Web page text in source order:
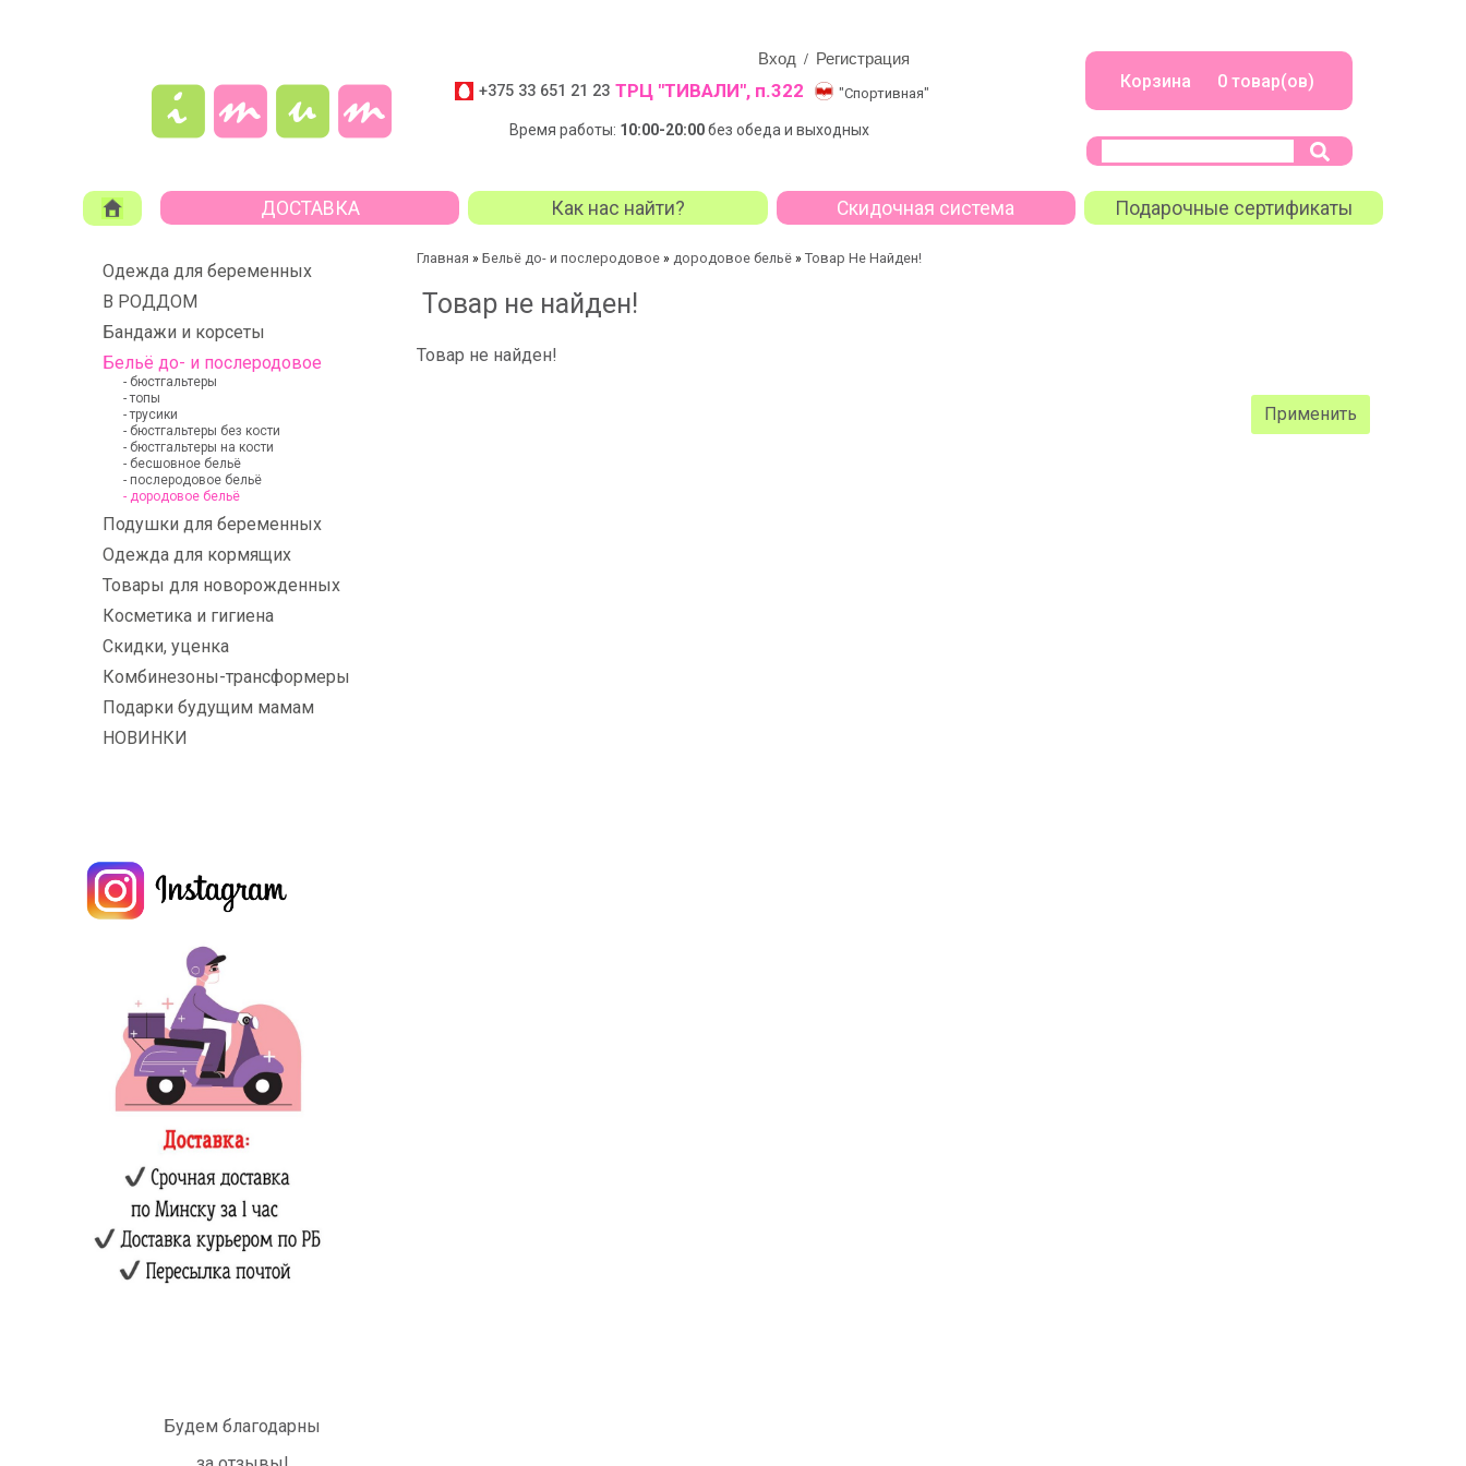
Вход / Регистрация
+375 33 651 21 23 ТРЦ "ТИВАЛИ", п.322 "Спортивная"
Время работы: 10:00-20:00без обеда и выходных
Корзина 0 товар(ов)
ДОСТАВКА Как нас найти? Скидочная система Подарочные сертификаты
Одежда для беременных
В РОДДОМ
Бандажи и корсеты
Бельё до- и послеродовое
- бюстгальтеры
- топы
- трусики
- бюстгальтеры без кости
- бюстгальтеры на кости
- бесшовное бельё
- послеродовое бельё
- дородовое бельё
Подушки для беременных
Одежда для кормящих
Товары для новорожденных
Косметика и гигиена
Скидки, уценка
Комбинезоны-трансформеры
Подарки будущим мамам
НОВИНКИ
Будем благодарны
Главная » Бельё до- и послеродовое » дородовое бельё » Товар Не Найден!
Товар не найден!
Товар не найден!
Применить